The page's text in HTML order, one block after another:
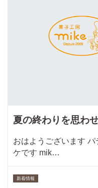
夏の終わりを思わ
おはようございます
ケです mik…
新着情報